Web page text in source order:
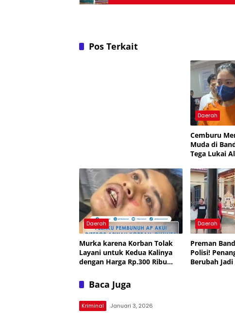
Pos Terkait
Daerah
Cemburu
Muda di
Tega Lukai
Daerah
Murka karena Korban Tolak
Layani untuk Kedua Kalinya
dengan Harga Rp.300 Ribu
Anti Puspita Sari
Daerah
Preman
Polisi!
Berubah
Baca Juga
Kriminal Januari 3, 2026